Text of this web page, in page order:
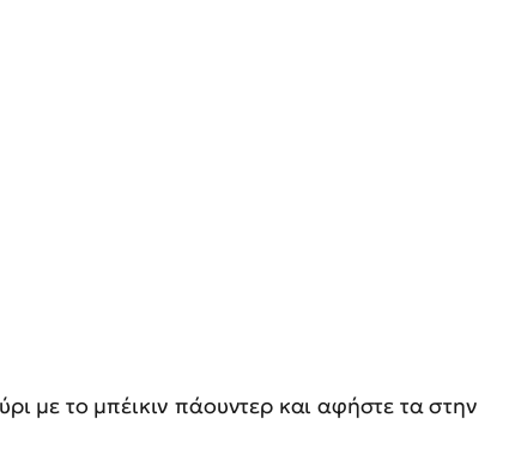
με το μπέικιν πάουντερ και αφήστε τα στην